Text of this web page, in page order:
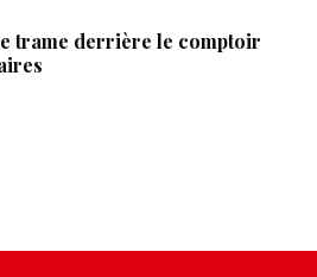
trame derrière le comptoir